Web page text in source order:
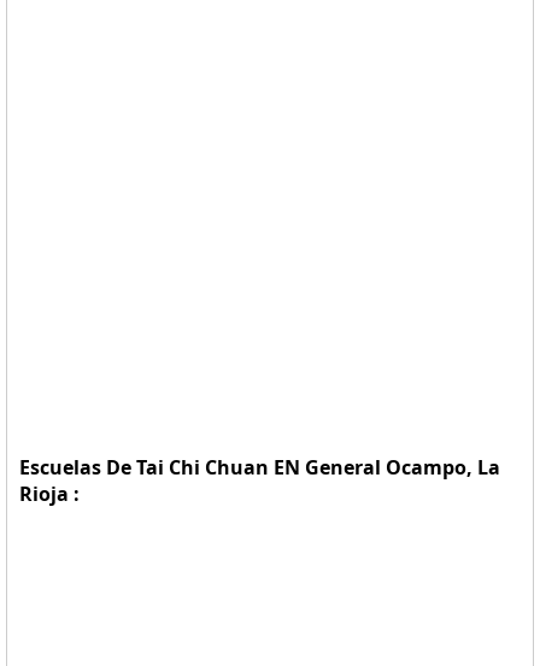
Escuelas De Tai Chi Chuan EN General Ocampo, La
Rioja :